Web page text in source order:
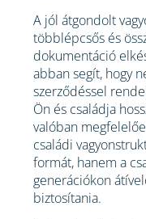
A jól átgondolt
többlépcsős és
dokumentáció
abban segít, hogy
szerződéssel
Ön és családja
valóban
családi
formát, hanem a
generációkon
biztosítania.